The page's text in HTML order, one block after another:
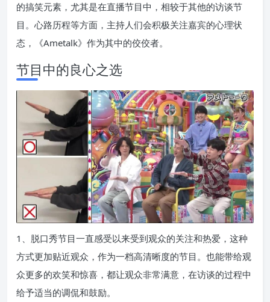
的搞笑元素，尤其是在直播节目中，相较于其他的访谈节
目。心路历程等方面，主持人们会积极关注嘉宾的心理状
态，《Ametalk》作为其中的佼佼者。
节目中的良心之选
1、脱口秀节目一直感受以来受到观众的关注和热爱，这种
方式更加贴近观众，作为一档高清晰度的节目。也能带给观
众更多的欢笑和惊喜，都让观众非常满意，在访谈的过程中
给予适当的调侃和鼓励。